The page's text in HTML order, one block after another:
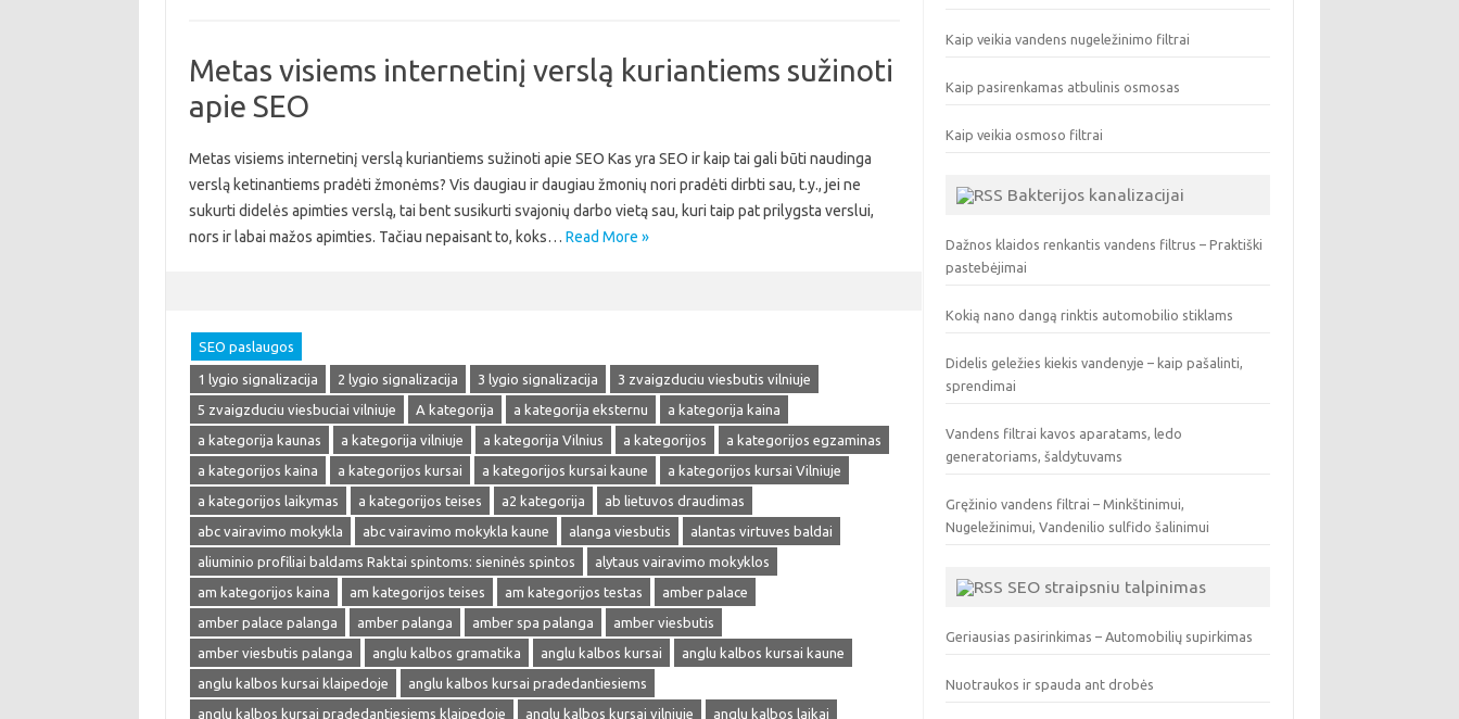
Metas visiems internetinį verslą kuriantiems sužinoti
apie SEO
Metas visiems internetinį verslą kuriantiems sužinoti apie SEO Kas yra SEO ir kaip tai gali būti naudinga
verslą ketinantiems pradėti žmonėms? Vis daugiau ir daugiau žmonių nori pradėti dirbti sau, t.y., jei ne
sukurti didelės apimties verslą, tai bent susikurti svajonių darbo vietą sau, kuri taip pat prilygsta verslui,
nors ir labai mažos apimties. Tačiau nepaisant to, koks… Read More »
SEO paslaugos
1 lygio signalizacija 2 lygio signalizacija 3 lygio signalizacija
3 zvaigzduciu viesbutis vilniuje
5 zvaigzduciu viesbuciai vilniuje
A kategorija a kategorija eksternu
a kategorija kaina
a kategorija kaunas
a kategorija vilniuje a kategorija Vilnius a kategorijos
a kategorijos egzaminas
a kategorijos kaina
a kategorijos kursai a kategorijos kursai kaune
a kategorijos kursai Vilniuje
a kategorijos laikymas
a kategorijos teises a2 kategorija
ab lietuvos draudimas
abc vairavimo mokykla
abc vairavimo mokykla kaune alanga viesbutis
alantas virtuves baldai
aliuminio profiliai baldams Raktai spintoms: sieninės spintos
alytaus vairavimo mokyklos
am kategorijos kaina
am kategorijos teises am kategorijos testas
amber palace
amber palace palanga
amber palanga amber spa palanga
amber viesbutis
amber viesbutis palanga
anglu kalbos gramatika anglu kalbos kursai
anglu kalbos kursai kaune
anglu kalbos kursai klaipedoje
anglu kalbos kursai pradedantiesiems
anglu kalbos kursai pradedantiesiems klaipedoje
anglu kalbos kursai vilniuje anglu kalbos laikai
Kaip veikia vandens nugeležinimo filtrai
Kaip pasirenkamas atbulinis osmosas
Kaip veikia osmoso filtrai
Bakterijos kanalizacijai
Dažnos klaidos renkantis vandens filtrus – Praktiški
pastebėjimai
Kokią nano dangą rinktis automobilio stiklams
Didelis geležies kiekis vandenyje – kaip pašalinti,
sprendimai
Vandens filtrai kavos aparatams, ledo
generatoriams, šaldytuvams
Gręžinio vandens filtrai – Minkštinimui,
Nugeležinimui, Vandenilio sulfido šalinimui
SEO straipsniu talpinimas
Geriausias pasirinkimas – Automobilių supirkimas
Nuotraukos ir spauda ant drobės